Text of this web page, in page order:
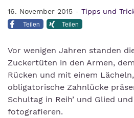
16. November 2015 - Tipps und
Teilen Teilen
Vor wenigen Jahren standen
Zuckertüten in den Armen,
Rücken und mit einem
obligatorische Zahnlücke
Schultag in Reih’ und Glied
fotografieren.